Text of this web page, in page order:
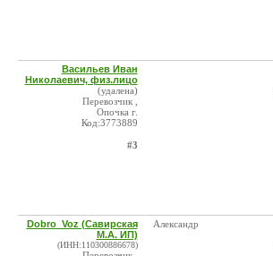
Васильев Иван
Николаевич, физ.лицо
(удалена)
Перевозчик ,
Опочка г.
Код:3773889
#3
Dobro_Voz (Савирская
М.А. ИП)
(ИНН:110300886678)
Александр